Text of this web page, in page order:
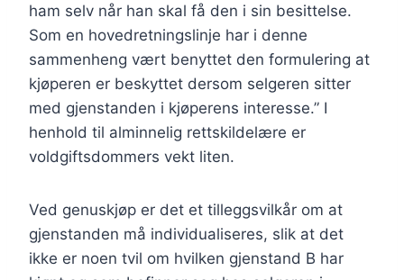
ham selv når han skal få den i sin besittelse.
Som en hovedretningslinje har i denne
sammenheng vært benyttet den formulering at
kjøperen er beskyttet dersom selgeren sitter
med gjenstanden i kjøperens interesse.” I
henhold til alminnelig rettskildelære er
voldgiftsdommers vekt liten.
Ved genuskjøp er det et tilleggsvilkår om at
gjenstanden må individualiseres, slik at det
ikke er noen tvil om hvilken gjenstand B har